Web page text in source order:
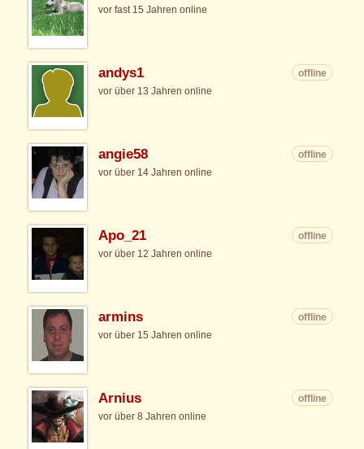
vor fast 15 Jahren online
andys1
offline
vor über 13 Jahren online
angie58
offline
vor über 14 Jahren online
Apo_21
offline
vor über 12 Jahren online
armins
offline
vor über 15 Jahren online
Arnius
offline
vor über 8 Jahren online